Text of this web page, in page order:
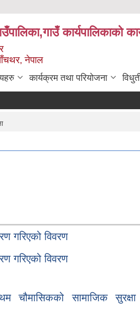
कार्यपालिकाको
नेपाल
कार्यक्रम तथा परियोजना
गरिएको विवरण
गरिएको विवरण
सामाजिक सुरक्षा